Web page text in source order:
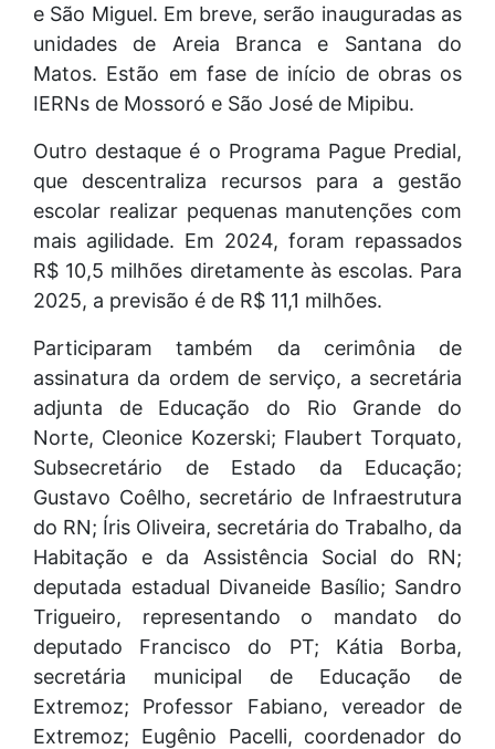
e São Miguel. Em breve, serão inauguradas as
unidades de Areia Branca e Santana do
Matos. Estão em fase de início de obras os
IERNs de Mossoró e São José de Mipibu.
Outro destaque é o Programa Pague Predial,
que descentraliza recursos para a gestão
escolar realizar pequenas manutenções com
mais agilidade. Em 2024, foram repassados
R$ 10,5 milhões diretamente às escolas. Para
2025, a previsão é de R$ 11,1 milhões.
Participaram também da cerimônia de
assinatura da ordem de serviço, a secretária
adjunta de Educação do Rio Grande do
Norte, Cleonice Kozerski; Flaubert Torquato,
Subsecretário de Estado da Educação;
Gustavo Coêlho, secretário de Infraestrutura
do RN; Íris Oliveira, secretária do Trabalho, da
Habitação e da Assistência Social do RN;
deputada estadual Divaneide Basílio; Sandro
Trigueiro, representando o mandato do
deputado Francisco do PT; Kátia Borba,
secretária municipal de Educação de
Extremoz; Professor Fabiano, vereador de
Extremoz; Eugênio Pacelli, coordenador do